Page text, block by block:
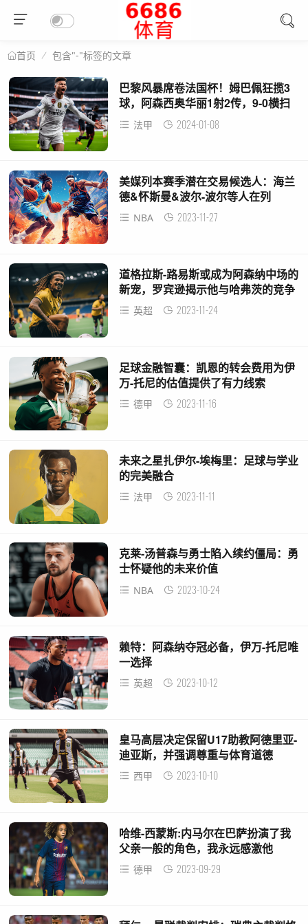
首页 包含"-"标签的文章
巴黎风暴席卷法国杯！姆巴佩狂揽3
球，阿森西奥华丽1射2传，9-0横扫
勒韦勒
法甲 2024-01-08
美媒列本赛季潜在交易候选人：海兰
德&怀斯曼&波尔-波尔等人在列
NBA 2023-11-27
道格拉斯-路易斯或成为阿森纳中场的
新宠，罗宾逊揭示他与哈弗茨的竞争
关系英超 2023-11-24
足球金融智囊：凯恩的转会费用为伊
万-托尼的估值提供了有力线索
德甲 2023-11-16
未来之星扎伊尔-埃梅里：足球与学业
的完美融合
法甲 2023-11-11
克莱-汤普森与勇士陷入续约僵局：勇
士怀疑他的未来价值
NBA 2023-10-24
赖特：阿森纳夺冠必备，伊万-托尼唯
一选择
英超 2023-10-12
皇马高层决定保留U17助教阿德里亚-
迪亚斯，并强调尊重与体育道德
西甲 2023-10-10
哈维-西蒙斯:内马尔在巴萨扮演了我
父亲一般的角色，我永远感激他
德甲 2023-09-29